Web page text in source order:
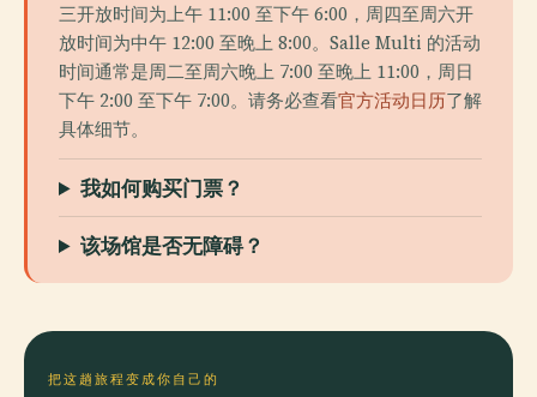
三开放时间为上午 11:00 至下午 6:00，周四至周六开
放时间为中午 12:00 至晚上 8:00。Salle Multi 的活动
时间通常是周二至周六晚上 7:00 至晚上 11:00，周日
下午 2:00 至下午 7:00。请务必查看官方活动日历了解
具体细节。
我如何购买门票？
该场馆是否无障碍？
把这趟旅程变成你自己的